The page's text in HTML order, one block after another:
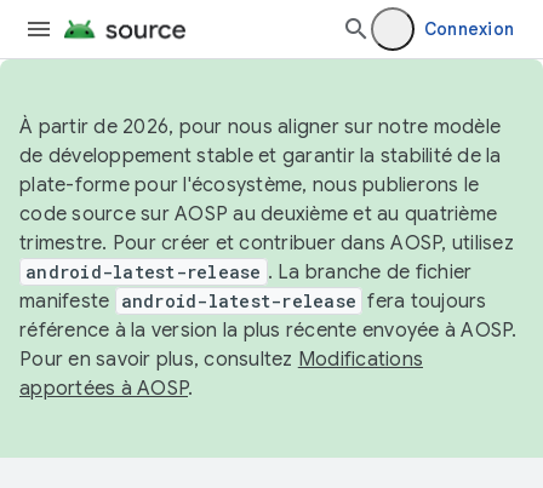
Connexion
À partir de 2026, pour nous aligner sur notre modèle
de développement stable et garantir la stabilité de la
plate-forme pour l'écosystème, nous publierons le
code source sur AOSP au deuxième et au quatrième
trimestre. Pour créer et contribuer dans AOSP, utilisez
android-latest-release . La branche de fichier
manifeste android-latest-release fera toujours
référence à la version la plus récente envoyée à AOSP.
Pour en savoir plus, consultez Modifications
apportées à AOSP.